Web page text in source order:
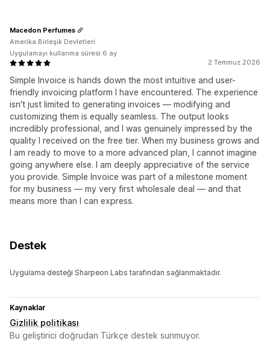
2 Temmuz 2026
Simple Invoice is hands down the most intuitive and user-
friendly invoicing platform I have encountered. The experience
isn't just limited to generating invoices — modifying and
customizing them is equally seamless. The output looks
incredibly professional, and I was genuinely impressed by the
quality I received on the free tier. When my business grows and
I am ready to move to a more advanced plan, I cannot imagine
going anywhere else. I am deeply appreciative of the service
you provide. Simple Invoice was part of a milestone moment
for my business — my very first wholesale deal — and that
means more than I can express.
Macedon Perfumes
Amerika Birleşik Devletleri
Uygulamayı kullanma süresi:6 ay
Destek
Uygulama desteği Sharpeon Labs tarafından sağlanmaktadır.
Kaynaklar
Gizlilik politikası
Bu geliştirici doğrudan Türkçe destek sunmuyor.